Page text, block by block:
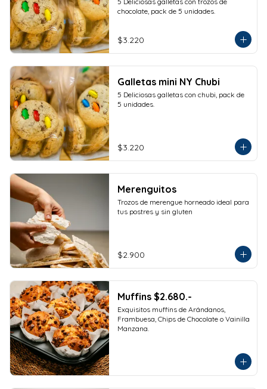
chocolate, pack de 5 unidades.
$3.220
Galletas mini NY Chubi
5 Deliciosas galletas con chubi, pack de
5 unidades.
$3.220
Merenguitos
Trozos de merengue horneado ideal para
tus postres y sin gluten
$2.900
Muffins $2.680.-
Exquisitos muffins de Arándanos,
Frambuesa, Chips de Chocolate o Vainilla
Manzana.